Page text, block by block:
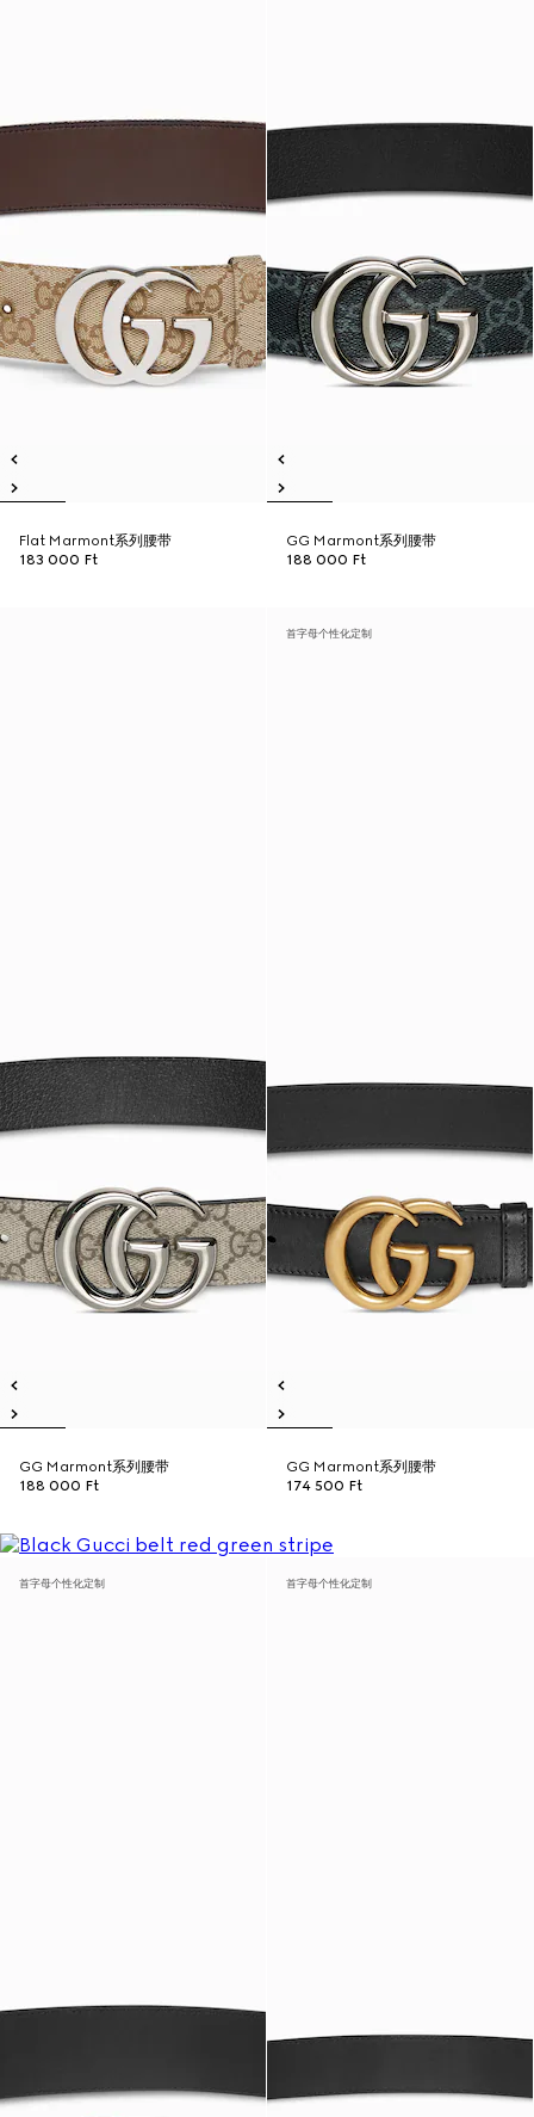
Flat Marmont系列腰带
183 000 Ft
GG Marmont系列腰带
188 000 Ft
GG Marmont系列腰带
188 000 Ft
首字母个性化定制
GG Marmont系列腰带
174 500 Ft
首字母个性化定制 首字母个性化定制